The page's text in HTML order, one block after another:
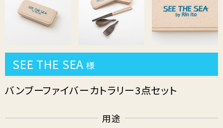
SEE THE SEA 様
バンブーファイバーカトラリー3点セット
用途